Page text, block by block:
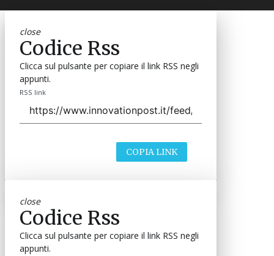
close
Codice Rss
Clicca sul pulsante per copiare il link RSS negli
appunti.
RSS link
COPIA LINK
close
Codice Rss
Clicca sul pulsante per copiare il link RSS negli
appunti.